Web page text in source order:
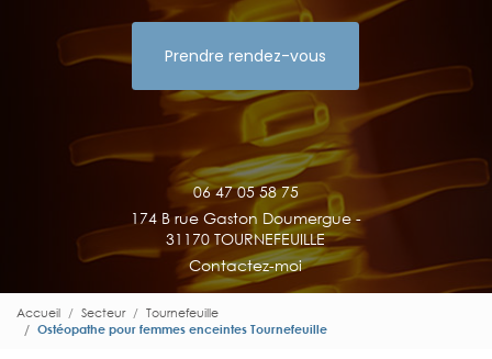
Prendre rendez-vous
06 47 05 58 75
174 B rue Gaston Doumergue -
31170 TOURNEFEUILLE
Contactez-moi
Accueil Secteur
Tournefeuille
Ostéopathe pour femmes enceintes Tournefeuille